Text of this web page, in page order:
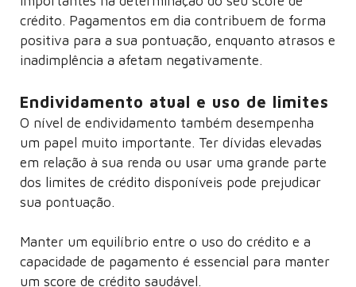
crédito. Pagamentos em dia contribuem de forma
positiva para a sua pontuação, enquanto atrasos e
inadimplência a afetam negativamente.
Endividamento atual e uso de limites
O nível de endividamento também desempenha
um papel muito importante. Ter dívidas elevadas
em relação à sua renda ou usar uma grande parte
dos limites de crédito disponíveis pode prejudicar
sua pontuação.
Manter um equilíbrio entre o uso do crédito e a
capacidade de pagamento é essencial para manter
um score de crédito saudável.